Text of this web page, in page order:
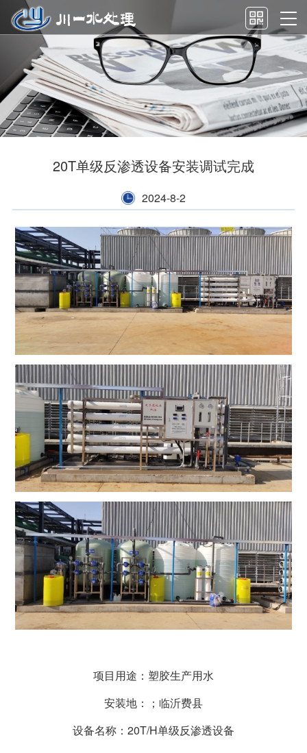
20T单级反渗透设备安装调试完成
2024-8-2
项目用途：塑胶生产用水
安装地：；临沂费县
设备名称：20T/H单级反渗透设备